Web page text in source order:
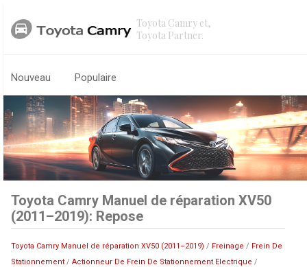
Toyota Camry et,
Toyota Partner.
Nouveau Populaire
Toyota Camry Manuel de réparation XV50
(2011–2019): Repose
Toyota Camry Manuel de réparation XV50 (2011–2019) / Freinage / Frein De
Stationnement /Actionneur De Frein De Stationnement Electrique /